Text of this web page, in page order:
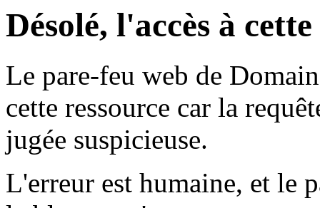
Désolé, l'accès à
Le pare-feu web de
cette ressource car la
jugée suspicieuse.
L'erreur est humaine, et le